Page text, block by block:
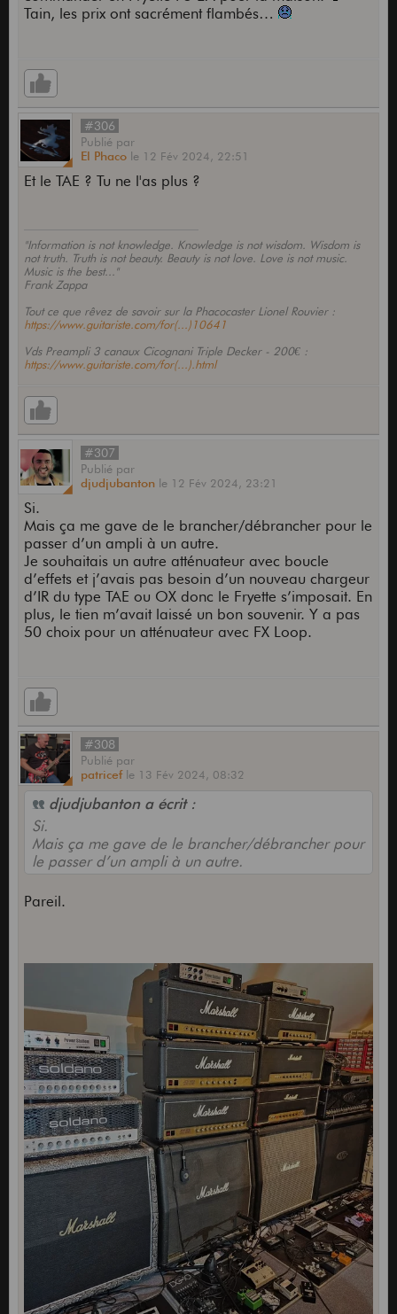
Tain, les prix ont sacrément flambés…
#306
Publié par
El Phaco le 12 Fév 2024, 22:51
Et le TAE ? Tu ne l'as plus ?
"Information is not knowledge. Knowledge is not wisdom. Wisdom is
not truth. Truth is not beauty. Beauty is not love. Love is not music.
Music is the best..."
Frank Zappa
Tout ce que rêvez de savoir sur la Phacocaster Lionel Rouvier :
https://www.guitariste.com/for(...)10641
Vds Preampli 3 canaux Cicognani Triple Decker - 200€ :
https://www.guitariste.com/for(...).html
#307
Publié par
djudjubanton le 12 Fév 2024, 23:21
Si.
Mais ça me gave de le brancher/débrancher pour le
passer d’un ampli à un autre.
Je souhaitais un autre atténuateur avec boucle
d’effets et j’avais pas besoin d’un nouveau chargeur
d’IR du type TAE ou OX donc le Fryette s’imposait. En
plus, le tien m’avait laissé un bon souvenir. Y a pas
50 choix pour un atténuateur avec FX Loop.
#308
Publié par
patricef le 13 Fév 2024, 08:32
djudjubanton a écrit :
Si.
Mais ça me gave de le brancher/débrancher pour
le passer d’un ampli à un autre.
Pareil.